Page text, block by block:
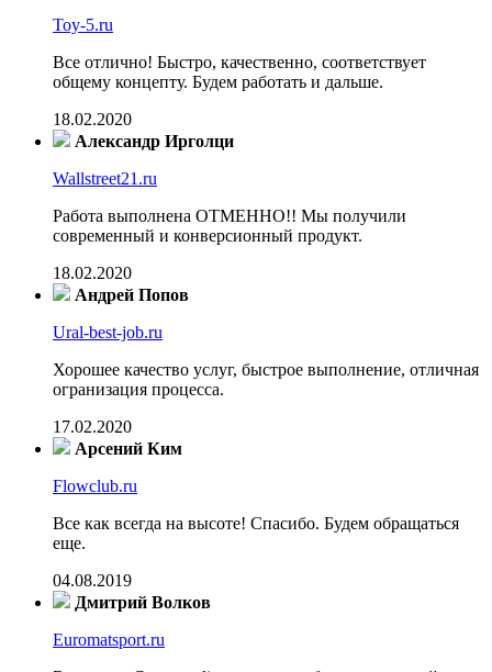
Toy-5.ru
Все отлично! Быстро, качественно, соответствует
общему концепту. Будем работать и дальше.
18.02.2020
Александр Ирголци
Wallstreet21.ru
Работа выполнена ОТМЕННО!! Мы получили
современный и конверсионный продукт.
18.02.2020
Андрей Попов
Ural-best-job.ru
Хорошее качество услуг, быстрое выполнение, отличная
огранизация процесса.
17.02.2020
Арсений Ким
Flowclub.ru
Все как всегда на высоте! Спасибо. Будем обращаться
еще.
04.08.2019
Дмитрий Волков
Euromatsport.ru